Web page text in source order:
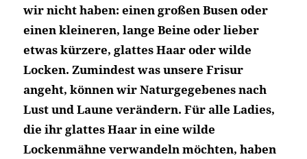
wir nicht haben: einen großen Busen oder
einen kleineren, lange Beine oder lieber
etwas kürzere, glattes Haar oder wilde
Locken. Zumindest was unsere Frisur
angeht, können wir Naturgegebenes nach
Lust und Laune verändern. Für alle Ladies,
die ihr glattes Haar in eine wilde
Lockenmähne verwandeln möchten, haben